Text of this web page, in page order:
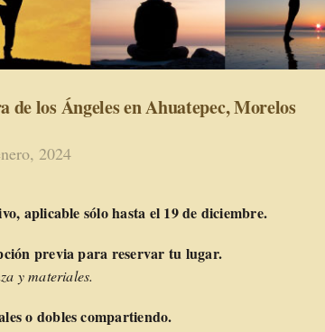
de los Ángeles en Ahuatepec, Morelos
2024
aplicable sólo hasta el 19 de diciembre.
previa para reservar tu lugar.
y materiales.
o dobles compartiendo.